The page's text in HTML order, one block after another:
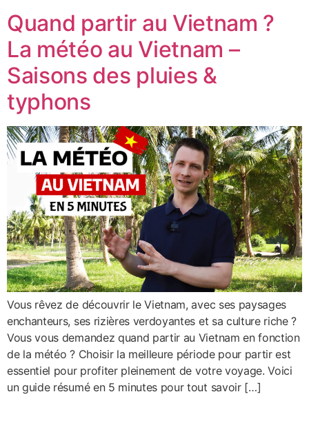
Quand partir au Vietnam ?
La météo au Vietnam –
Saisons des pluies &
typhons
Vous rêvez de découvrir le Vietnam, avec ses paysages
enchanteurs, ses rizières verdoyantes et sa culture riche ?
Vous vous demandez quand partir au Vietnam en fonction
de la météo ? Choisir la meilleure période pour partir est
essentiel pour profiter pleinement de votre voyage. Voici
un guide résumé en 5 minutes pour tout savoir […]